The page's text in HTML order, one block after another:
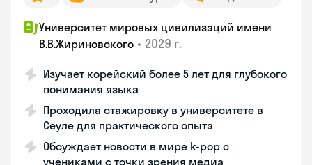
Университет мировых цивилизаций имени
В.В.Жириновского • 2029 г.
Изучает корейский более 5 лет для глубокого
понимания языка
Проходила стажировку в университете в
Сеуле для практического опыта
Обсуждает новости в мире k-pop с
учениками с точки зрения медиа